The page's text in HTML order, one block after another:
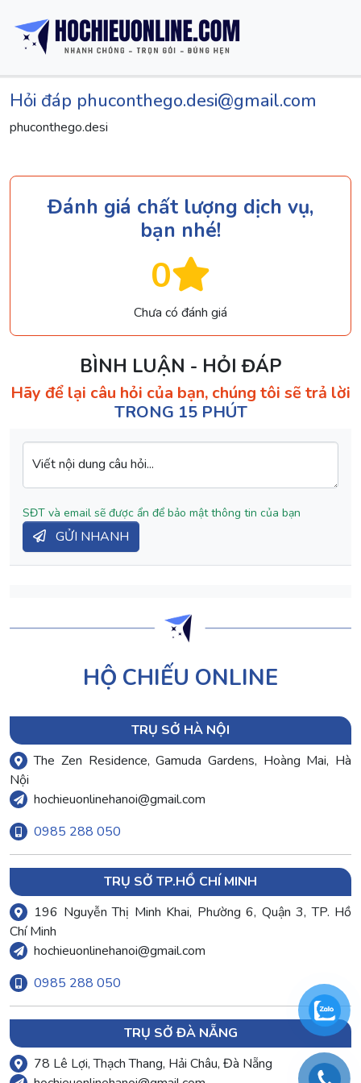
Hỏi đáp phuconthego.desi@gmail.com
phuconthego.desi
Đánh giá chất lượng dịch vụ,
bạn nhé!
0
Chưa có đánh giá
BÌNH LUẬN - HỎI ĐÁP
Hãy để lại câu hỏi của bạn, chúng tôi sẽ trả lời
TRONG 15 PHÚT
Viết nội dung câu hỏi...
SĐT và email sẽ được ẩn để bảo mật thông tin của bạn
GỬI NHANH
HỘ CHIẾU ONLINE
TRỤ SỞ HÀ NỘI
The Zen Residence, Gamuda Gardens, Hoàng Mai, Hà
Nội
hochieuonlinehanoi@gmail.com
0985 288 050
TRỤ SỞ TP.HỒ CHÍ MINH
196 Nguyễn Thị Minh Khai, Phường 6, Quận 3, TP. Hồ
Chí Minh
hochieuonlinehanoi@gmail.com
0985 288 050
TRỤ SỞ ĐÀ NẴNG
78 Lê Lợi, Thạch Thang, Hải Châu, Đà Nẵng